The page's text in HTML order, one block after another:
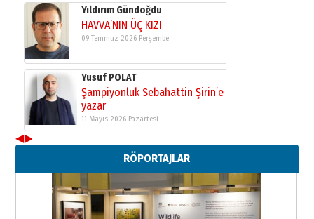
Yıldırım Gündoğdu
HAVVA’NIN ÜÇ KIZI
09 Temmuz 2026 Perşembe
Yusuf POLAT
Şampiyonluk Sebahattin Şirin’e
yazar
11 Mayıs 2026 Pazartesi
Neşat YALÇIN
Paranın Aile Kültüründeki Yeri
03 Ağustos 2026 Pazartesi
Yıldırım Gündoğdu
◀▶
RÖPORTAJLAR